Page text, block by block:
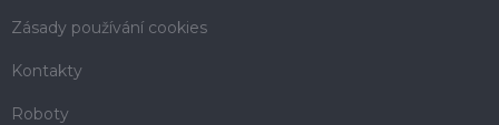
Zásady používání cookies
Kontakty
Roboty